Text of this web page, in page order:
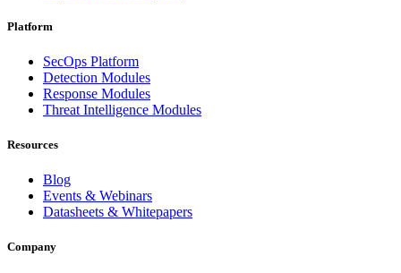
Platform
SecOps Platform
Detection Modules
Response Modules
Threat Intelligence Modules
Resources
Blog
Events & Webinars
Datasheets & Whitepapers
Company